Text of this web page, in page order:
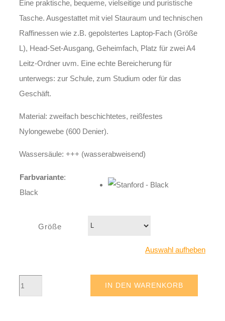
Eine praktische, bequeme, vielseitige und puristische
Tasche. Ausgestattet mit viel Stauraum und technischen
Raffinessen wie z.B. gepolstertes Laptop-Fach (Größe
L), Head-Set-Ausgang, Geheimfach, Platz für zwei A4
Leitz-Ordner uvm. Eine echte Bereicherung für
unterwegs: zur Schule, zum Studium oder für das
Geschäft.
Material: zweifach beschichtetes, reißfestes
Nylongewebe (600 Denier).
Wassersäule: +++ (wasserabweisend)
Farbvariante:
Black
Größe
Auswahl aufheben
Stanford
-
IN DEN WARENKORB